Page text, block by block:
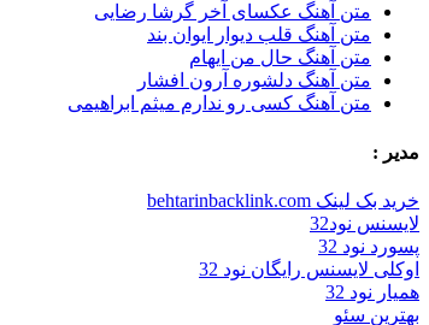
متن آهنگ عکسای آخر گرشا رضایی
متن آهنگ قلب دیوار ایوان بند
متن آهنگ حال من ایهام
متن آهنگ دلشوره آرون افشار
متن آهنگ کسی رو ندارم میثم ابراهیمی
مدیر :
خرید بک لینک behtarinbacklink.com
لایسنس نود32
پسورد نود 32
اوکلی لایسنس رایگان نود 32
همیار نود 32
بهترین سئو